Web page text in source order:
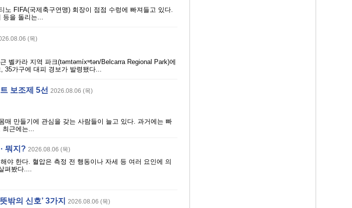
FIFA(국제축구연맹) 회장이 점점 수렁에 빠져들고 있다.
등을 돌리는...
(목)
벨카라 지역 파크(təmtəmíxʷtən/Belcarra Regional Park)에
35가구에 대피 경보가 발령됐다...
보조제 5선 2026.08.06 (목)
매 만들기에 관심을 갖는 사람들이 늘고 있다. 과거에는 빠
최근에는...
뭐지? 2026.08.06 (목)
야 한다. 혈압은 측정 전 행동이나 자세 등 여러 요인에 의
펴봤다....
밖의 신호’ 3가지 2026.08.06 (목)